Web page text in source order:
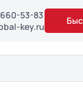
53-83
key.ru